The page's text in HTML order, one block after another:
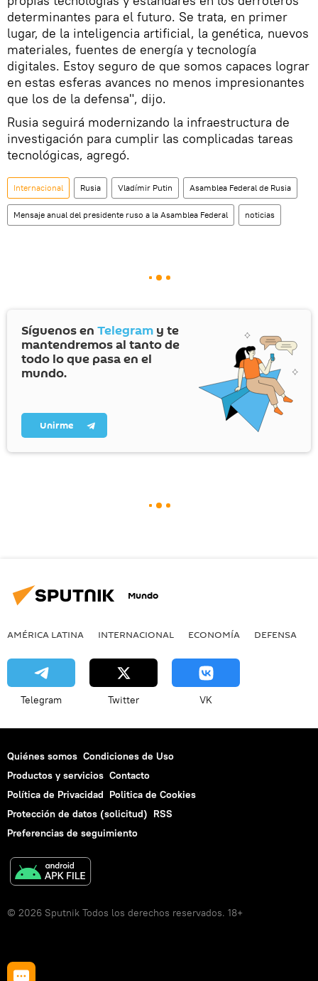
determinantes para el futuro. Se trata, en primer
lugar, de la inteligencia artificial, la genética, nuevos
materiales, fuentes de energía y tecnología
digitales. Estoy seguro de que somos capaces lograr
en estas esferas avances no menos impresionantes
que los de la defensa", dijo.
Rusia seguirá modernizando la infraestructura de
investigación para cumplir las complicadas tareas
tecnológicas, agregó.
Internacional Rusia Vladímir Putin Asamblea Federal de Rusia
Mensaje anual del presidente ruso a la Asamblea Federal noticias
Síguenos en Telegram y te
mantendremos al tanto de
todo lo que pasa en el
mundo.
Unirme
Mundo
AMÉRICA LATINA INTERNACIONAL ECONOMÍA DEFENSA
Telegram Twitter VK
Quiénes somos Condiciones de Uso
Productos y servicios Contacto
Política de Privacidad Politica de Cookies
Protección de datos (solicitud) RSS
Preferencias de seguimiento
© 2026 Sputnik Todos los derechos reservados. 18+